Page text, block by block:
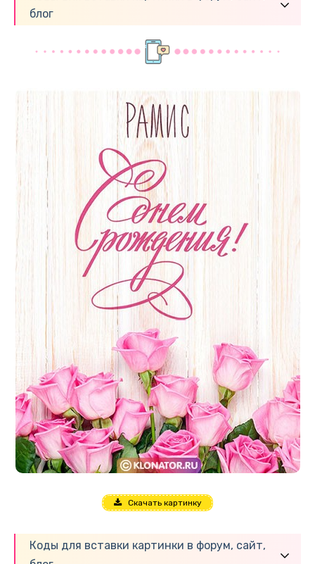
блог
Скачать картинку
Коды для вставки картинки в форум, сайт,